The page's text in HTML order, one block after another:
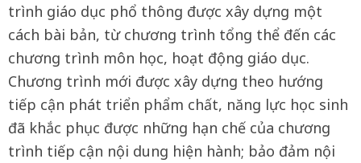
trình giáo dục phổ thông được xây dựng một
cách bài bản, từ chương trình tổng thể đến các
chương trình môn học, hoạt động giáo dục.
Chương trình mới được xây dựng theo hướng
tiếp cận phát triển phẩm chất, năng lực học sinh
đã khắc phục được những hạn chế của chương
trình tiếp cận nội dung hiện hành; bảo đảm nội